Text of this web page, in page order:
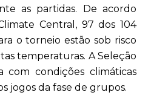
as partidas. De acordo
Central, 97 dos 104
o torneio estão sob risco
temperaturas. A Seleção
com condições climáticas
jogos da fase de grupos.